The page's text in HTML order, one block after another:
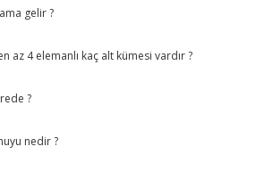
gelir ?
az 4 elemanlı kaç alt kümesi vardır ?
?
nedir ?